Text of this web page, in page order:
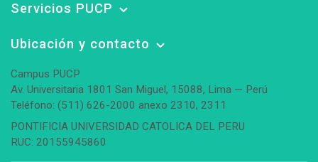
Servicios PUCP
Ubicación y contacto
Campus PUCP
Av. Universitaria 1801 San Miguel, 15088, Lima — Perú
Teléfono: (511) 626-2000 anexo 2310, 2311
PONTIFICIA UNIVERSIDAD CATOLICA DEL PERU
RUC: 20155945860